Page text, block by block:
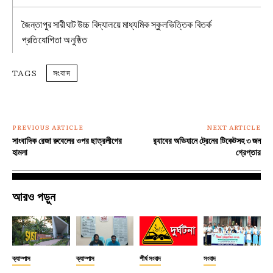
জৈন্তাপুর সারীঘাট উচ্চ বিদ্যালয়ে মাধ্যমিক স্কুলভিত্তিক বিতর্ক
প্রতিযোগিতা অনুষ্ঠিত
TAGS সংবাদ
PREVIOUS ARTICLE
সাংবাদিক রেজা রুবেলের ওপর ছাত্রলীগের
হামলা
NEXT ARTICLE
র‍্যাবের অভিযানে ট্রেনের টিকেটসহ ৩ জন
গ্রেপ্তার
আরও পড়ুন
ক্যাম্পাস ক্যাম্পাস শীর্ষ সংবাদ সংবাদ